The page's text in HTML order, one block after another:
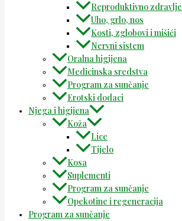
Reproduktivno zdravlje
Uho, grlo, nos
Kosti, zglobovi i mišići
Nervni sistem
Oralna higijena
Medicinska sredstva
Program za sunčanje
Erotski dodaci
Njega i higijena
Koža
Lice
Tijelo
Kosa
Suplementi
Program za sunčanje
Opekotine i regeneracija
Program za sunčanje